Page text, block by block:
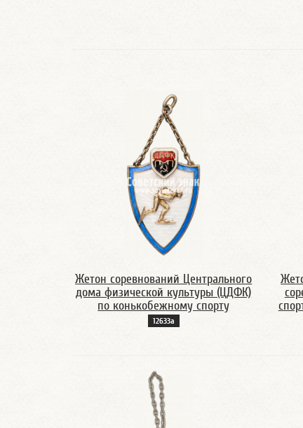
Жетон соревнований Центрального
дома физической культуры (ЦДФК)
по конькобежному спорту
12633а